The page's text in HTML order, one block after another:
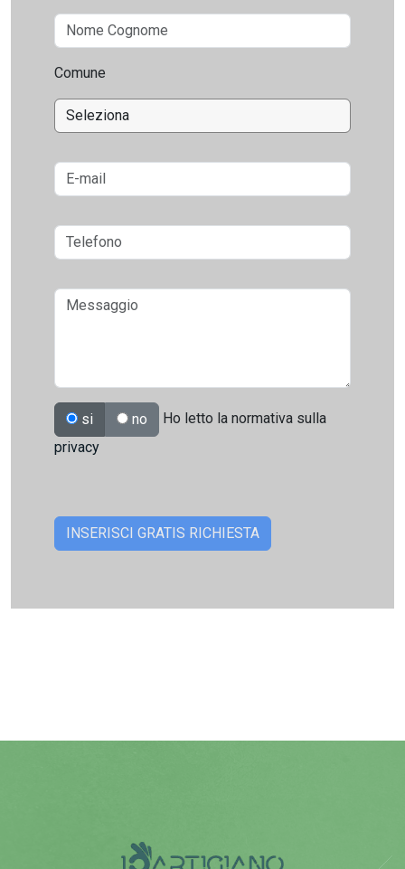
Comune
si no
Ho letto la normativa sulla
privacy